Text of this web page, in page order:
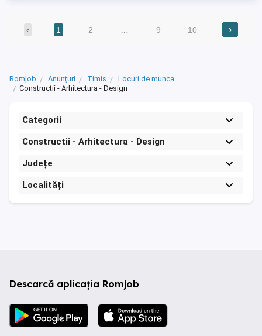
‹ 1 2 9 10 ›
Romjob Anunțuri Timis
Locuri de munca
Constructii - Arhitectura - Design
Categorii
Constructii - Arhitectura - Design
Județe
Localități
Descarcă aplicația Romjob